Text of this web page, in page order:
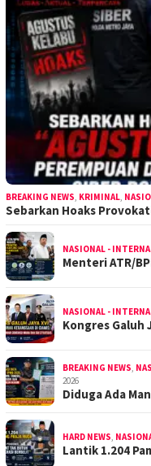
BREAKING NEWS KRIMINAL
Sebarkan Hoaks
NASIONAL -
Menteri ATR/
NASIONAL -
Kongres Galuh
BREAKING NEWS
2026
Diduga Ada
HARD NEWS
Lantik 1.204